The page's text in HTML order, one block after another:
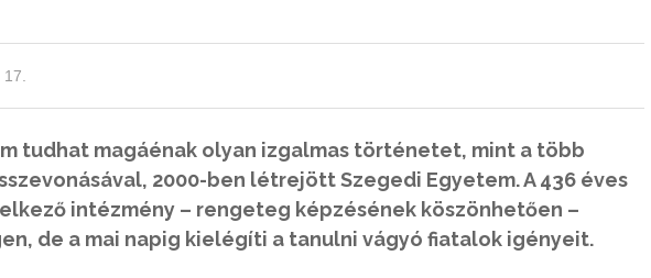
tudhat magáénak olyan izgalmas történetet, mint a több
2000-ben létrejött Szegedi Egyetem. A 436 éves
intézmény – rengeteg képzésének köszönhetően –
de a mai napig kielégíti a tanulni vágyó fiatalok igényeit.